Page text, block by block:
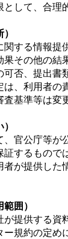
して、合理
関する情報
その他の結
可否、提出
、利用者の
基準等は変
、官公庁等
するもので
が提供し
囲）
が提供する
規約の定め